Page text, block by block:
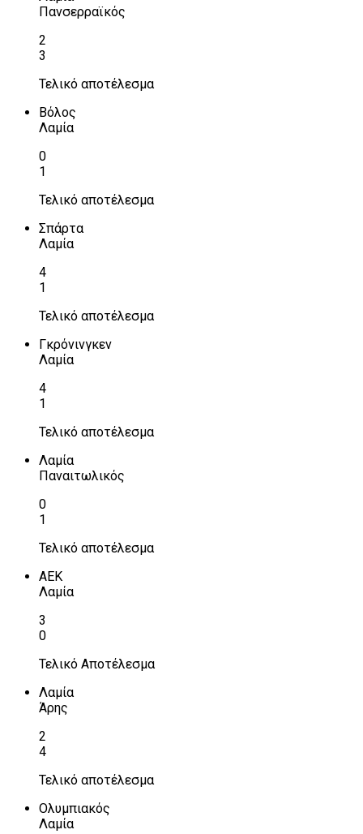
Πανσερραϊκός
2
3
Τελικό αποτέλεσμα
Βόλος
Λαμία
0
1
Τελικό αποτέλεσμα
Σπάρτα
Λαμία
4
1
Τελικό αποτέλεσμα
Γκρόνινγκεν
Λαμία
4
1
Τελικό αποτέλεσμα
Λαμία
Παναιτωλικός
0
1
Τελικό αποτέλεσμα
ΑΕΚ
Λαμία
3
0
Τελικό Αποτέλεσμα
Λαμία
Άρης
2
4
Τελικό αποτέλεσμα
Ολυμπιακός
Λαμία